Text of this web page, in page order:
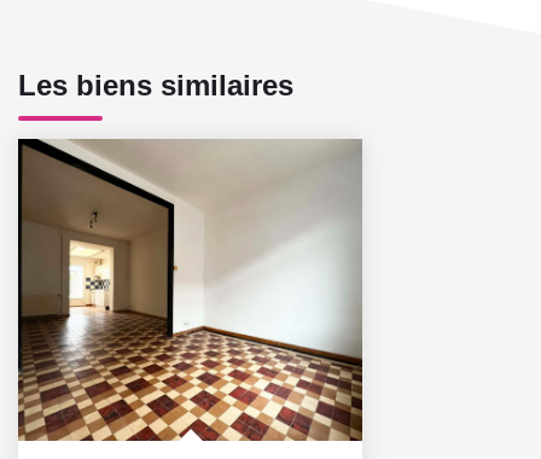
Les biens similaires